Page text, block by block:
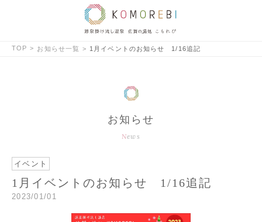
TOP お知らせ一覧 1月イベントのお知らせ 1/16追記
お知らせ
News
イベント
1月イベントのお知らせ 1/16追記
2023/01/01